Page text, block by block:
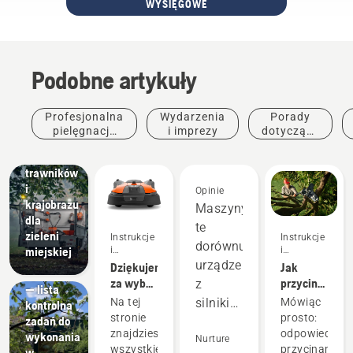
WYSIĘGOWE
Podobne artykuły
Profesjonalna
pielęgnacja
Wydarzenia
i imprezy
Porady
dotyczące
Tereny
miejskie
Sprzęt do
trawników
i
krajobrazu
dla
zieleni
miejskiej
Instrukcje
i
przewodniki
Kalendarz
ogrodowy
— lista
kontrolna
zadań do
wykonania
Instrukcje
i
przewodniki
Dziękujemy
za wybór
robota
koszącego
Husqvarna
Automower®
Na tej
stronie
znajdziesz
wszystkie
Opinie
Maszyny
te
dorównują
urządzeniom
z
silnikiem
dwusuwowym,
a nawet
Nurture
Instrukcje
i
przewodniki
Jak
przycinać
drzewa?
Mówiąc
prosto:
odpowiednie
przycinanie